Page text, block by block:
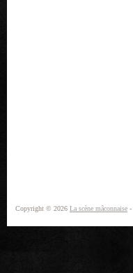
Copyright © 2026 La scène mâconnaise -